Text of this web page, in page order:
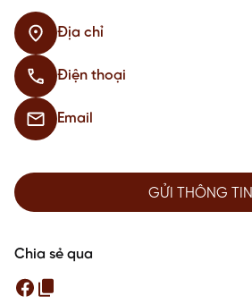
Địa chỉ
Điện thoại
Email
GỬI THÔNG TIN
Chia sẻ qua